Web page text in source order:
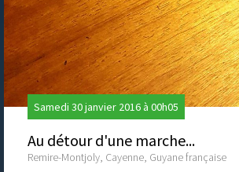
Samedi 30 janvier 2016 à 00h05
Au détour d'une marche...
Remire-Montjoly, Cayenne, Guyane française